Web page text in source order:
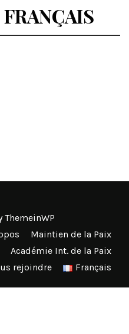
ThemeinWP
Maintien de la Paix
Académie Int. de la Paix
rejoindre
Français